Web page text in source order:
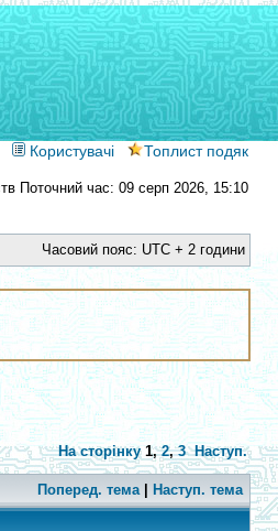
Користувачі Топлист подяк
Поточний час: 09 серп 2026, 15:10
Часовий пояс: UTC + 2 години
На сторінку 1,2,3 Наступ.
Поперед. тема| Наступ. тема